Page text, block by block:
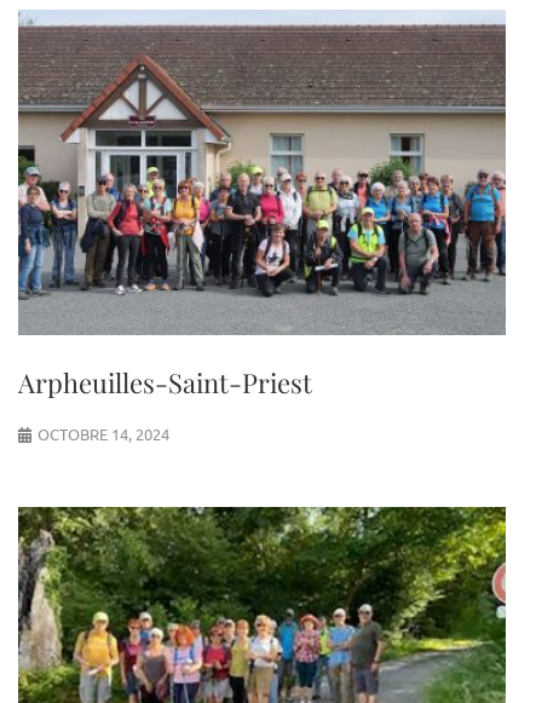
Arpheuilles-Saint-Priest
OCTOBRE 14, 2024